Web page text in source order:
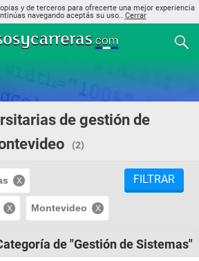
y de terceros para ofrecerte una mejor experiencia
navegando aceptás su uso.. Cerrar
de gestión de
(2)
Montevideo
FILTRAR
de "Gestión de Sistemas"